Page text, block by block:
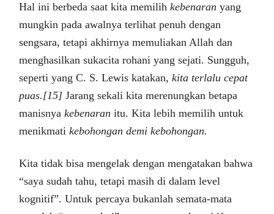
Hal ini berbeda saat kita memilihkebenaranyang
mungkin pada awalnya terlihat penuh dengan
sengsara, tetapi akhirnya memuliakan Allah dan
menghasilkan sukacita rohani yang sejati. Sungguh,
seperti yang C. S. Lewis katakan,kita terlalu cepat
puas.[15]Jarang sekali kita merenungkan betapa
manisnyakebenaranitu. Kita lebih memilih untuk
menikmatikebohongan demi kebohongan.
Kita tidak bisa mengelak dengan mengatakan bahwa
“saya sudah tahu, tetapi masih di dalam level
kognitif”. Untuk percaya bukanlah semata-mata